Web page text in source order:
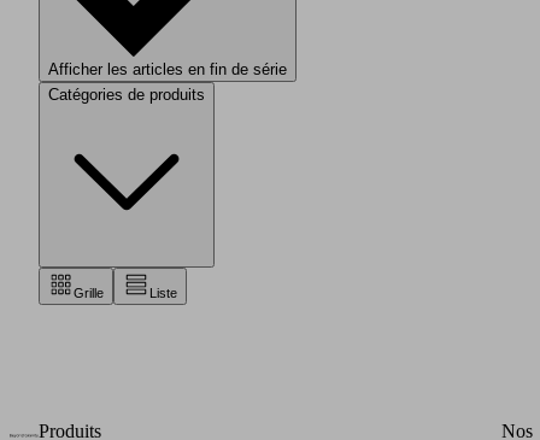
Afficher les articles en fin de série
Catégories de produits
Grille Liste
Produits
Nos